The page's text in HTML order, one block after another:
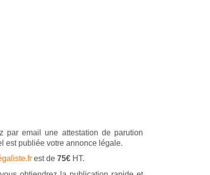
par email une attestation de parution
est publiée votre annonce légale.
est de 75€ HT.